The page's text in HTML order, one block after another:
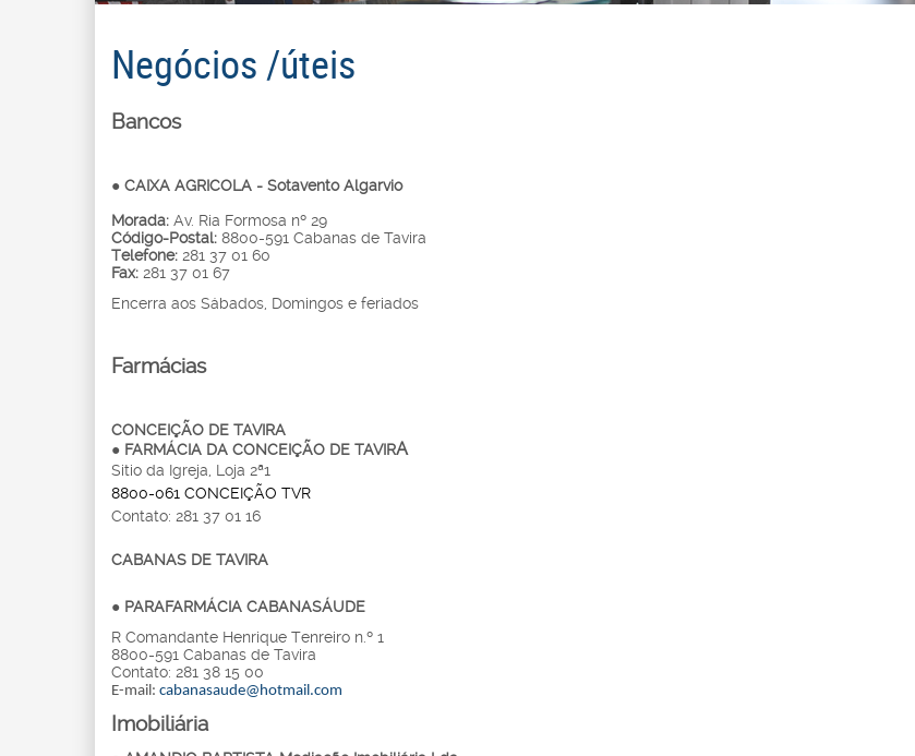
Negócios /úteis
Bancos
● CAIXA AGRICOLA - Sotavento Algarvio
Morada: Av. Ria Formosa nº 29
Código-Postal: 8800-591 Cabanas de Tavira
Telefone: 281 37 01 60
Fax: 281 37 01 67
Encerra aos Sábados, Domingos e feriados
Farmácias
CONCEIÇÃO DE TAVIRA
● FARMÁCIA DA CONCEIÇÃO DE TAVIRA
Sitio da Igreja, Loja 2ª1
8800-061 CONCEIÇÃO TVR
Contato: 281 37 01 16
CABANAS DE TAVIRA
● PARAFARMÁCIA CABANASÁUDE
R Comandante Henrique Tenreiro n.º 1
8800-591 Cabanas de Tavira
Contato: 281 38 15 00
E-mail: cabanasaude@hotmail.com
Imobiliária